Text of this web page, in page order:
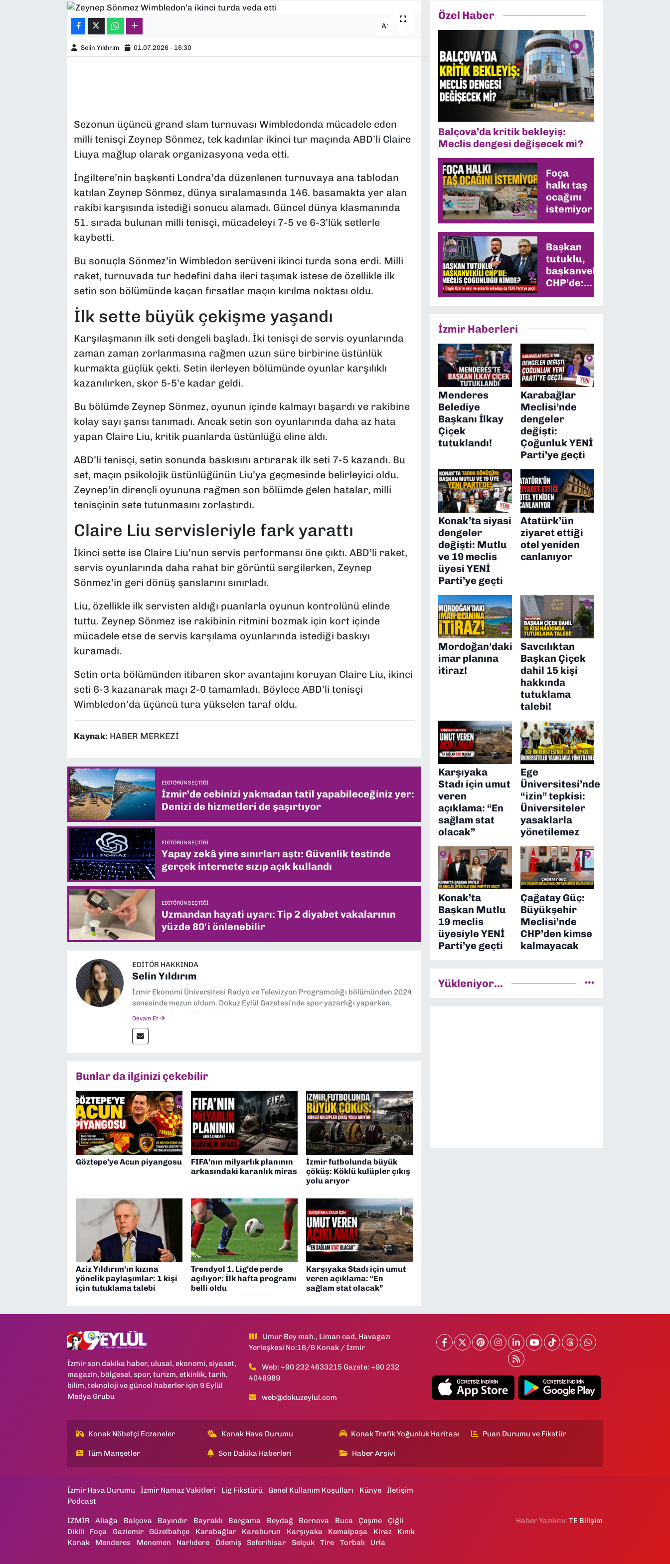
A- A
Selin Yıldırım 01.07.2026 - 16:30
Sezonun üçüncü grand slam turnuvası Wimbledonda mücadele eden
milli tenisçi Zeynep Sönmez, tek kadınlar ikinci tur maçında ABD’li Claire
Liuya mağlup olarak organizasyona veda etti.
İngiltere’nin başkenti Londra’da düzenlenen turnuvaya ana tablodan
katılan Zeynep Sönmez, dünya sıralamasında 146. basamakta yer alan
rakibi karşısında istediği sonucu alamadı. Güncel dünya klasmanında
51. sırada bulunan milli tenisçi, mücadeleyi 7-5 ve 6-3’lük setlerle
kaybetti.
Bu sonuçla Sönmez’in Wimbledon serüveni ikinci turda sona erdi. Milli
raket, turnuvada tur hedefini daha ileri taşımak istese de özellikle ilk
setin son bölümünde kaçan fırsatlar maçın kırılma noktası oldu.
İlk sette büyük çekişme yaşandı
Karşılaşmanın ilk seti dengeli başladı. İki tenisçi de servis oyunlarında
zaman zaman zorlanmasına rağmen uzun süre birbirine üstünlük
kurmakta güçlük çekti. Setin ilerleyen bölümünde oyunlar karşılıklı
kazanılırken, skor 5-5’e kadar geldi.
Bu bölümde Zeynep Sönmez, oyunun içinde kalmayı başardı ve rakibine
kolay sayı şansı tanımadı. Ancak setin son oyunlarında daha az hata
yapan Claire Liu, kritik puanlarda üstünlüğü eline aldı.
ABD’li tenisçi, setin sonunda baskısını artırarak ilk seti 7-5 kazandı. Bu
set, maçın psikolojik üstünlüğünün Liu’ya geçmesinde belirleyici oldu.
Zeynep’in dirençli oyununa rağmen son bölümde gelen hatalar, milli
tenisçinin sete tutunmasını zorlaştırdı.
Claire Liu servisleriyle fark yarattı
İkinci sette ise Claire Liu’nun servis performansı öne çıktı. ABD’li raket,
servis oyunlarında daha rahat bir görüntü sergilerken, Zeynep
Sönmez’in geri dönüş şanslarını sınırladı.
Liu, özellikle ilk servisten aldığı puanlarla oyunun kontrolünü elinde
tuttu. Zeynep Sönmez ise rakibinin ritmini bozmak için kort içinde
mücadele etse de servis karşılama oyunlarında istediği baskıyı
kuramadı.
Setin orta bölümünden itibaren skor avantajını koruyan Claire Liu, ikinci
seti 6-3 kazanarak maçı 2-0 tamamladı. Böylece ABD’li tenisçi
Wimbledon’da üçüncü tura yükselen taraf oldu.
Kaynak: HABER MERKEZİ
EDITÖRÜN SEÇTIĞI
İzmir’de cebinizi yakmadan tatil yapabileceğiniz yer:
Denizi de hizmetleri de şaşırtıyor
EDITÖRÜN SEÇTIĞI
Yapay zekâ yine sınırları aştı: Güvenlik testinde
gerçek internete sızıp açık kullandı
EDITÖRÜN SEÇTIĞI
Uzmandan hayati uyarı: Tip 2 diyabet vakalarının
yüzde 80'i önlenebilir
EDITÖR HAKKINDA
Selin Yıldırım
İzmir Ekonomi Üniversitesi Radyo ve Televizyon Programcılığı bölümünden 2024
senesinde mezun oldum. Dokuz Eylül Gazetesi'nde spor yazarlığı yaparken,
editörlük görevini de üstleniyorum.
Devam Et
Bunlar da ilginizi çekebilir
Göztepe’ye Acun piyangosu
FIFA’nın milyarlık planının
arkasındaki karanlık miras
İzmir futbolunda büyük
çöküş: Köklü kulüpler çıkış
yolu arıyor
Aziz Yıldırım’ın kızına
yönelik paylaşımlar: 1 kişi
için tutuklama talebi
Trendyol 1. Lig’de perde
açılıyor: İlk hafta programı
belli oldu
Karşıyaka Stadı için umut
veren açıklama: “En
sağlam stat olacak”
Özel Haber
Balçova’da kritik bekleyiş:
Meclis dengesi değişecek mi?
Foça
halkı taş
ocağını
istemiyor
Başkan
tutuklu,
başkanvekili
CHP’de:
Meclis
İzmir Haberleri
Menderes
Belediye
Başkanı İlkay
Çiçek
tutuklandı!
Karabağlar
Meclisi’nde
dengeler
değişti:
Çoğunluk YENİ
Parti’ye geçti
Konak’ta siyasi
dengeler
değişti: Mutlu
ve 19 meclis
üyesi YENİ
Parti’ye geçti
Atatürk’ün
ziyaret ettiği
otel yeniden
canlanıyor
Mordoğan’daki
imar planına
itiraz!
Savcılıktan
Başkan Çiçek
dahil 15 kişi
hakkında
tutuklama
talebi!
Karşıyaka
Stadı için umut
veren
açıklama: “En
sağlam stat
olacak”
Ege
Üniversitesi’nde
“izin” tepkisi:
Üniversiteler
yasaklarla
yönetilemez
Konak’ta
Başkan Mutlu
19 meclis
üyesiyle YENİ
Parti’ye geçti
Çağatay Güç:
Büyükşehir
Meclisi’nde
CHP’den kimse
kalmayacak
Yükleniyor...
İzmir son dakika haber, ulusal, ekonomi, siyaset,
magazin, bölgesel, spor, turizm, etkinlik, tarih,
bilim, teknoloji ve güncel haberler için 9 Eylül
Medya Grubu
Umur Bey mah., Liman cad, Havagazı
Yerleşkesi No:16/6 Konak / İzmir
Web: +90 232 4633215 Gazete: +90 232
4048989
web@dokuzeylul.com
Konak Nöbetçi Eczaneler Konak Hava Durumu Konak Trafik Yoğunluk Haritası Puan Durumu ve Fikstür
Tüm Manşetler Son Dakika Haberleri Haber Arşivi
İzmir Hava Durumu İzmir Namaz Vakitleri Lig Fikstürü Genel Kullanım Koşulları Künye
İletişim
Podcast
İZMİR Aliağa Balçova Bayındır Bayraklı Bergama Beydağ Bornova Buca Çeşme
Çiğli
Dikili
Foça Gaziemir Güzelbahçe Karabağlar Karaburun Karşıyaka Kemalpaşa Kiraz
Kınık
Konak
Menderes Menemen Narlıdere Ödemiş Seferihisar Selçuk Tire Torbalı Urla
Haber Yazılımı:TE Bilişim
YEREL YÖNETİMLER